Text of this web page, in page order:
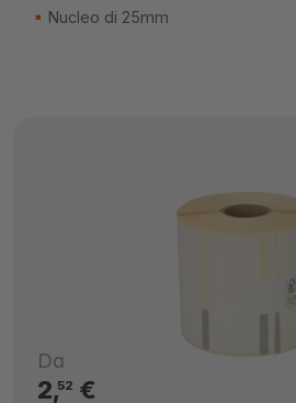
Nucleo di 25mm
Da
2,52 €